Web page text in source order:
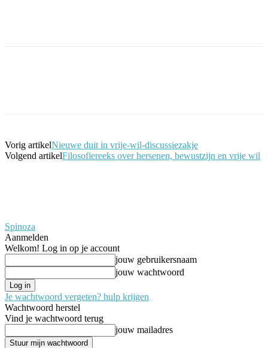
Vorig artikelNieuwe duit in vrije-wil-discussiezakje
Volgend artikelFilosofiereeks over hersenen, bewustzijn en vrije wil
Spinoza
Aanmelden
Welkom! Log in op je account
jouw gebruikersnaam
jouw wachtwoord
Je wachtwoord vergeten? hulp krijgen
Wachtwoord herstel
Vind je wachtwoord terug
jouw mailadres